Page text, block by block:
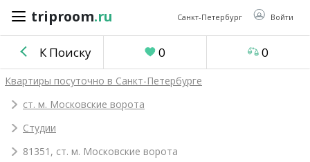
triproom.ru Санкт-Петербург Войти
triproom .ru
Российский
Войти / Зарегистрироваться
К Поиску 0 0
Квартиры посуточно в Санкт-Петербурге
ст. м. Московские ворота
Студии
81351, ст. м. Московские ворота